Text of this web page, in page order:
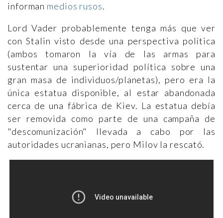
informan medios rusos.
Lord Vader probablemente tenga más que ver
con Stalin visto desde una perspectiva política
(ambos tomaron la vía de las armas para
sustentar una superioridad política sobre una
gran masa de individuos/planetas), pero era la
única estatua disponible, al estar abandonada
cerca de una fábrica de Kiev. La estatua debía
ser removida como parte de una campaña de
"descomunización" llevada a cabo por las
autoridades ucranianas, pero Milov la rescató.